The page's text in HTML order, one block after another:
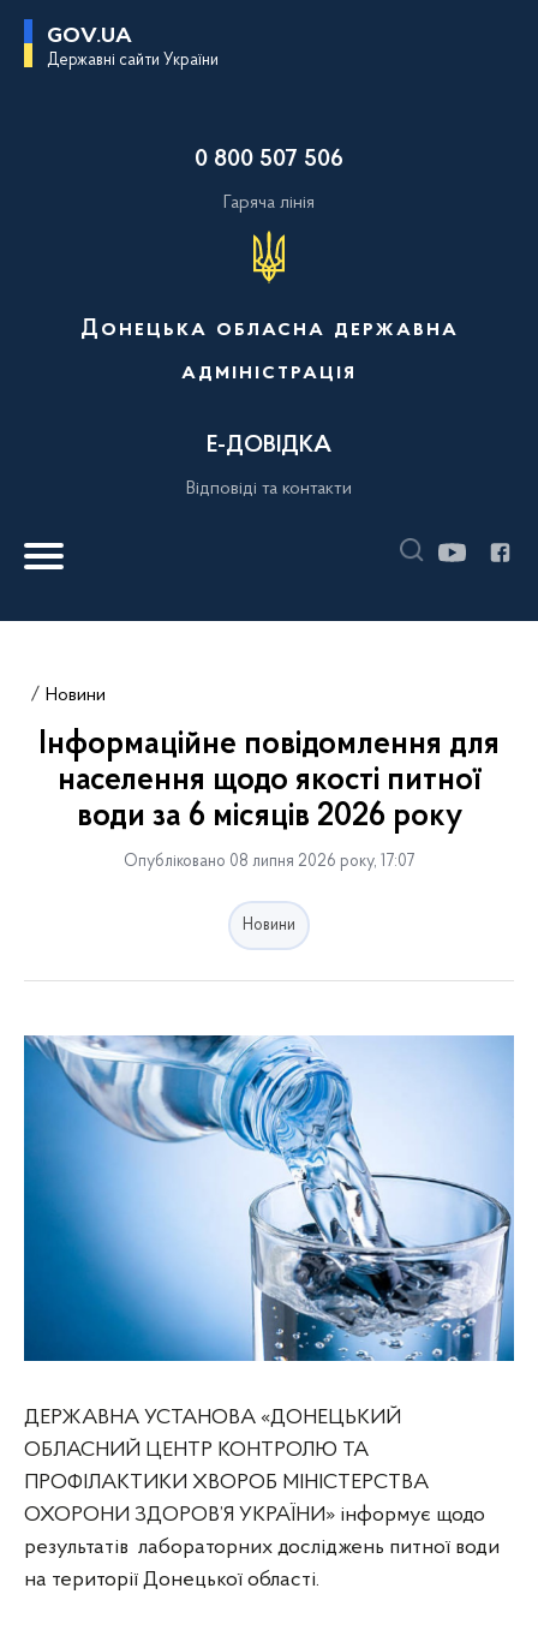
GOV.UA
Державні сайти України
0 800 507 506
Гаряча лінія
Донецька обласна державна
адміністрація
Е-ДОВІДКА
Відповіді та контакти
Новини
Інформаційне повідомлення для
населення щодо якості питної
води за 6 місяців 2026 року
Опубліковано 08 липня 2026 року, 17:07
Новини
ДЕРЖАВНА УСТАНОВА «ДОНЕЦЬКИЙ
ОБЛАСНИЙ ЦЕНТР КОНТРОЛЮ ТА
ПРОФІЛАКТИКИ ХВОРОБ МІНІСТЕРСТВА
ОХОРОНИ ЗДОРОВ’Я УКРАЇНИ» інформує щодо
результатів лабораторних досліджень питної води
на території Донецької області.